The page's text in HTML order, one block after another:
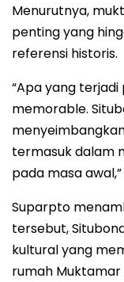
Menurutnya,
penting yang
referensi historis.
“Apa yang terjadi
memorable.
termasuk dalam
pada masa
Suparpto
tersebut,
kultural yang
rumah Muktamar